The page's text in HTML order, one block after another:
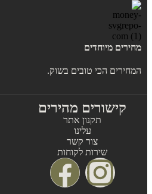
מחירים מיוחדים
המחירים הכי טובים בשוק.
קישורים מהירים
תקנון אתר
עלינו
צור קשר
שירות לקוחות